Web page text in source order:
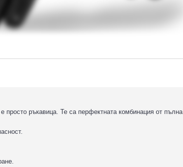
ръкавица. Те са перфектната комбинация от пълна